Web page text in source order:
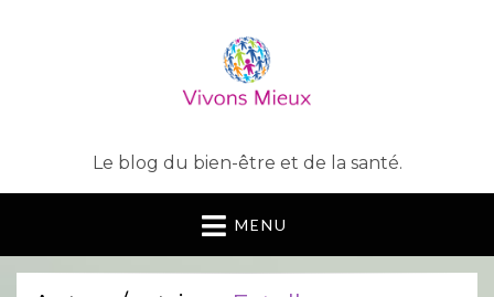
Le blog du bien-être et de la santé.
MENU